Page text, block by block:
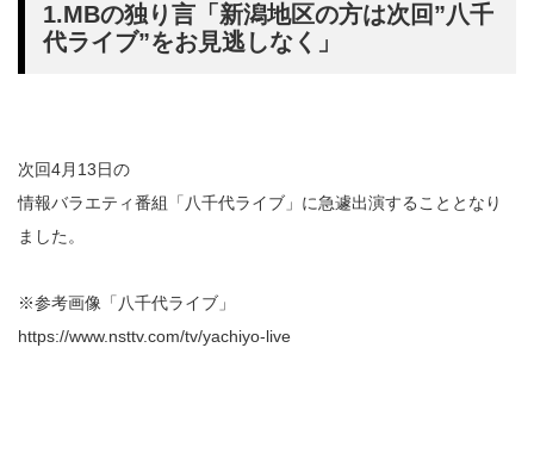
1.MBの独り言「新潟地区の方は次回”八千
代ライブ”をお見逃しなく」
次回4月13日の
情報バラエティ番組「八千代ライブ」に急遽出演することとなり
ました。
※参考画像「八千代ライブ」
https://www.nsttv.com/tv/yachiyo-live